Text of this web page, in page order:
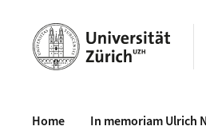
Home In memoriam Ulrich